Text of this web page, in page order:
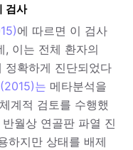
검사
에 따르면 이 검사
, 이는 전체 환자의
정확하게 진단되었다
는 메타분석을
계적 검토를 수행했
월상 연골판 파열 진
하지만 상태를 배제